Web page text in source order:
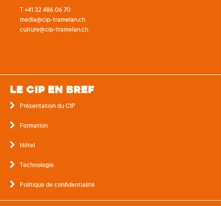
T +41 32 486 06 70
media@cip-tramelan.ch
culture@cip-tramelan.ch
LE CIP EN BREF
Présentation du CIP
Formation
Hôtel
Technologie
Politique de confidentialité